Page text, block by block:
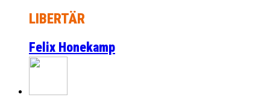
LIBERTÄR
Felix Honekamp